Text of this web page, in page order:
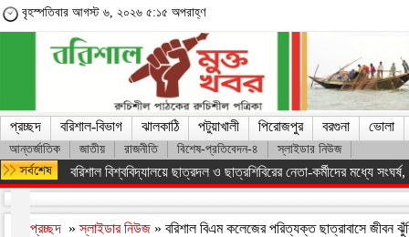
বৃহস্পতিবার আগস্ট ৬, ২০২৬ ৫:১৫ অপরাহ্ণ
প্রচ্ছদ বরিশাল-বিভাগ ঝালকাঠি পটুয়াখালী পিরোজপুর বরগুনা ভোলা
আন্তর্জাতিক জাতীয় রাজনীতি বিশেষ-প্রতিবেদন-৪ স্লাইডার নিউজ
বরিশাল বিশ্ববিদ্যালয়ে ছাত্রদল ও ছাত্রশিবিরের নেতা-কর্মীদের মধ্যে সংঘর্ষ,
প্রচ্ছদ »স্লাইডার নিউজ » বরিশাল বিএম কলেজের পরিত্যক্ত ছাত্রাবাসে জীবন